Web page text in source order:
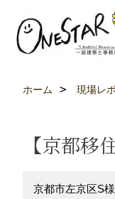
ホーム 現場レ
【京都
京都市左京区S